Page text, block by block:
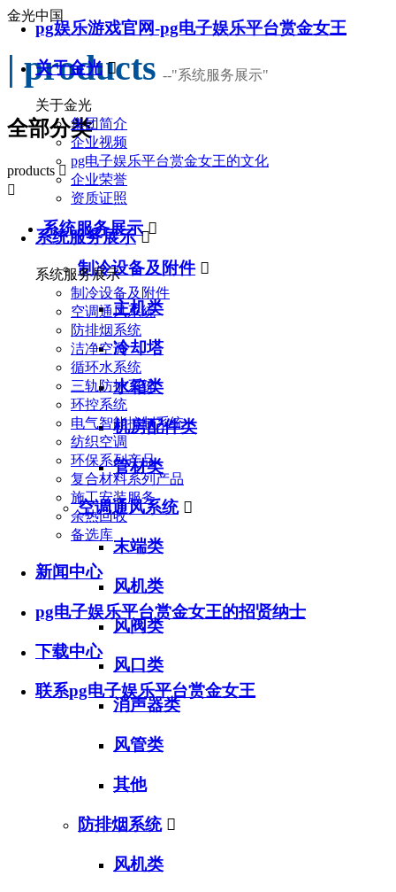
pg娱乐游戏官网-pg电子娱乐平台赏金女王
关于金光 
关于金光
集团简介
企业视频
pg电子娱乐平台赏金女王的文化
企业荣誉
资质证照
系统服务展示 
系统服务展示
制冷设备及附件
空调通风系统
防排烟系统
洁净空调
循环水系统
三轨防护系统
环控系统
电气智能控制系统
纺织空调
环保系列产品
复合材料系列产品
施工安装服务
余热回收
备选库
新闻中心
pg电子娱乐平台赏金女王的招贤纳士
下载中心
联系pg电子娱乐平台赏金女王
金光中国
| products --"系统服务展示"
全部分类
products 

系统服务展示 
制冷设备及附件 
主机类
冷却塔
水箱类
机房配件类
管材类
空调通风系统 
末端类
风机类
风阀类
风口类
消声器类
风管类
其他
防排烟系统 
风机类